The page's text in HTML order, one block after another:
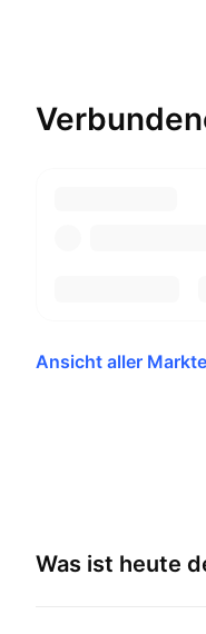
Ansicht aller
Was ist heute